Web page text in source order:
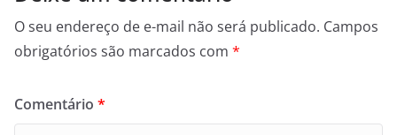
O seu endereço de e-mail não será publicado. Campos
obrigatórios são marcados com *
Comentário *